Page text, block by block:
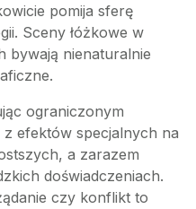
pomija sferę
Sceny łóżkowe w
bywają nienaturalnie
ograniczonym
efektów specjalnych na
a zarazem
doświadczeniach.
czy konflikt to